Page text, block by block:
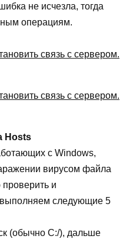
не исчезла, тогда
операциям.
Hosts
с Windows,
вирусом файла
и
выполняем следующие 5
(обычно С:/), дальше